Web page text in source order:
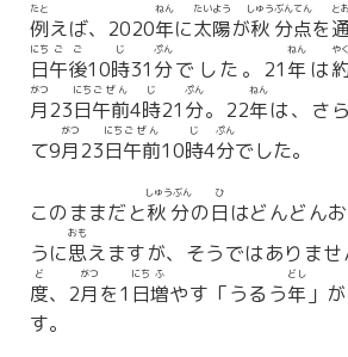
例
たと
えば、2020年
ねん
に太陽
たいよう
が秋
しゅう
分点
ぶんてん
を通
と
日
にち
午後
ごご
10時
じ
31 分
ぷん
でした。21 年
ねん
は
やく
月
がつ
23日
にち
午前
ごぜん
4時
じ
21 分
ぷん
。22年
ねん
は、さ
て9月
がつ
23日
にち
午前
ごぜん
10時
じ
4分
ぷん
でした。
このままだと秋分
しゅうぶん
の日
ひ
はどんどん
うに思
おも
えますが、そうではありま
度
ど
、2月
がつ
を1 日
にち
増
ふ
やす「うるう年
どし
」
す。